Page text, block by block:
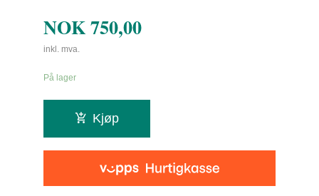
NOK750,00
inkl. mva.
På lager
Kjøp